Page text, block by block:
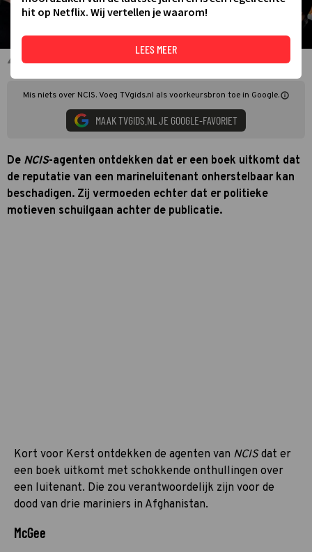
Sean Murray als Timothy McGee in NCIS
Mis niets over NCIS. Voeg TVgids.nl als voorkeursbron toe in Google.
MAAK TVGIDS.NL JE GOOGLE-FAVORIET
De NCIS-agenten ontdekken dat er een boek uitkomt dat
de reputatie van een marineluitenant onherstelbaar kan
beschadigen. Zij vermoeden echter dat er politieke
motieven schuilgaan achter de publicatie.
Kort voor Kerst ontdekken de agenten van NCISdat er
een boek uitkomt met schokkende onthullingen over
een luitenant. Die zou verantwoordelijk zijn voor de
dood van drie mariniers in Afghanistan.
McGee
hit op Netflix. Wij vertellen je waarom!
LEES MEER